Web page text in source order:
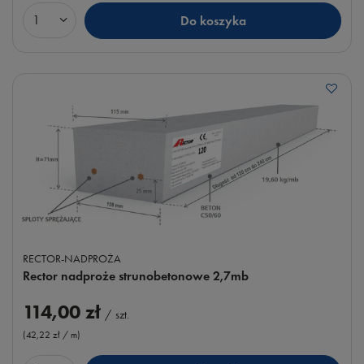
Ilość produktów Do koszyka
RECTOR-NADPROŻA
Rector nadproże strunobetonowe 2,7mb
114,00 zł / szt.
(42,22 zł / m)